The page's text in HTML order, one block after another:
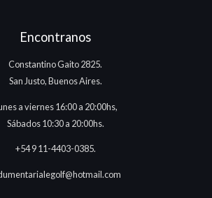
Encontranos
Constantino Gaito 2825.
San Justo, Buenos Aires.
a viernes 16:00 a 20:00hs,
Sábados 10:30 a 20:00hs.
+54 9 11-4403-0385.